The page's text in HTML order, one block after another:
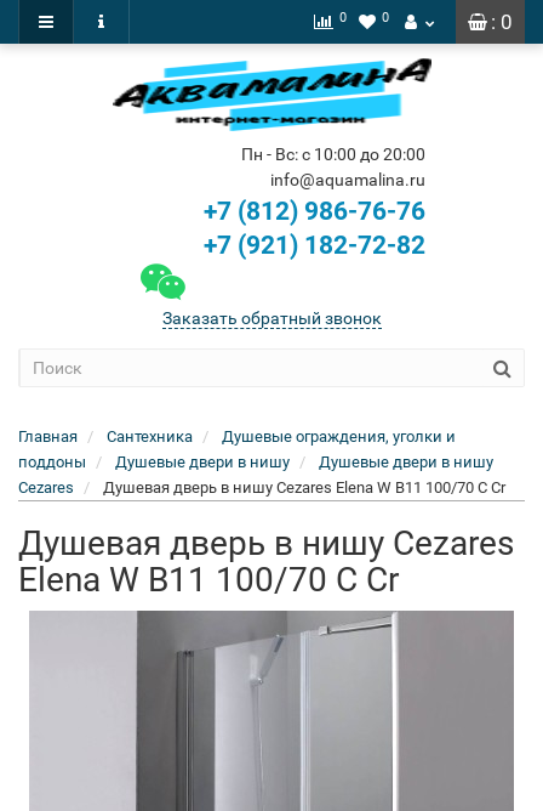
: 0
0 0
Пн - Вс: с 10:00 до 20:00
info@aquamalina.ru
+7 (812) 986-76-76
+7 (921) 182-72-82
Заказать обратный звонок
Главная Сантехника
Душевые ограждения, уголки и
поддоны
Душевые двери в нишу
Душевые двери в нишу
Cezares
Душевая дверь в нишу Cezares Elena W B11 100/70 C Cr
Душевая дверь в нишу Cezares
Elena W B11 100/70 C Cr